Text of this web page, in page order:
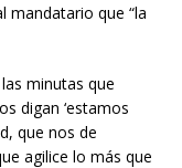
mandatario que “la
minutas que
digan ‘estamos
que nos de
agilice lo más que